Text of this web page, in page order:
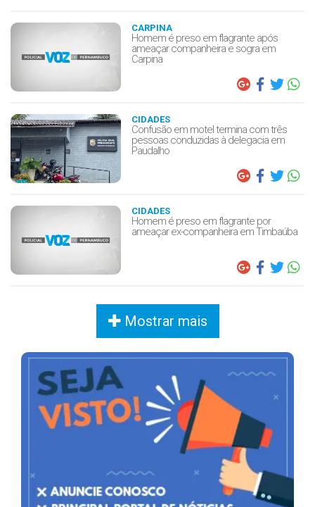
CARPINA
Homem é preso em flagrante após
ameaçar companheira e sogra em
Carpina
CIDADES
Confusão em motel termina com três
pessoas conduzidas à delegacia em
Paudalho
CIDADES
Homem é preso em flagrante por
ameaçar ex-companheira em Timbaúba
Mostrar mais